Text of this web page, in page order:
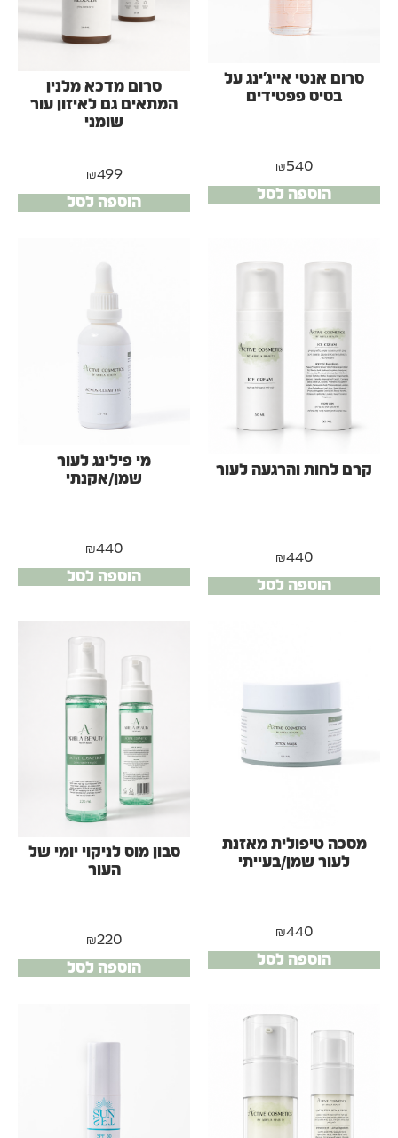
סרום אנטי אייג'ינג על
בסיס פפטידים
₪540
הוספה לסל
סרום מדכא מלנין
המתאים גם לאיזון עור
שומני
₪499
הוספה לסל
קרם לחות והרגעה לעור
₪440
הוספה לסל
מי פילינג לעור
שמן/אקנתי
₪440
הוספה לסל
מסכה טיפולית מאזנת
לעור שמן/בעייתי
₪440
הוספה לסל
סבון מוס לניקוי יומי של
העור
₪220
הוספה לסל